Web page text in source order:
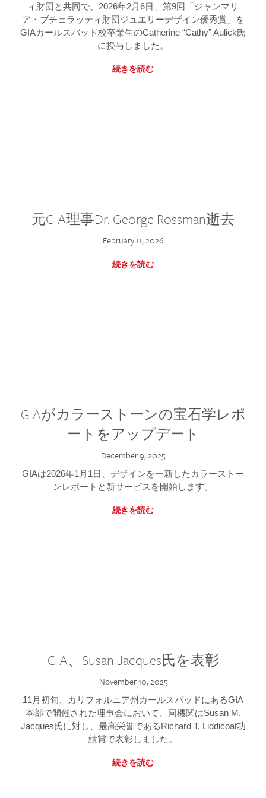
ィ財団と共同で、2026年2月6日、第9回「ジャンマリ
ア・ブチェラッティ財団ジュエリーデザイン優秀賞」を
GIAカールスバッド校卒業生のCatherine “Cathy” Aulick氏
に授与しました。
続きを読む
元GIA理事Dr. George Rossman逝去
February 11, 2026
続きを読む
GIAがカラーストーンの宝石学レポ
ートをアップデート
December 9, 2025
GIAは2026年1月1日、デザインを一新したカラーストー
ンレポートと新サービスを開始します。
続きを読む
GIA、Susan Jacques氏を表彰
November 10, 2025
11月初旬、カリフォルニア州カールスバッドにあるGIA
本部で開催された理事会において、同機関はSusan M.
Jacques氏に対し、最高栄誉であるRichard T. Liddicoat功
績賞で表彰しました。
続きを読む